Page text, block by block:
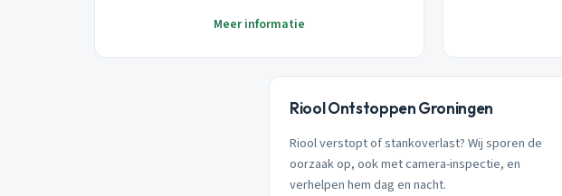
Meer informatie
Riool Ontstoppen Groningen
Riool verstopt of stankoverlast? Wij sporen de
oorzaak op, ook met camera-inspectie, en
verhelpen hem dag en nacht.